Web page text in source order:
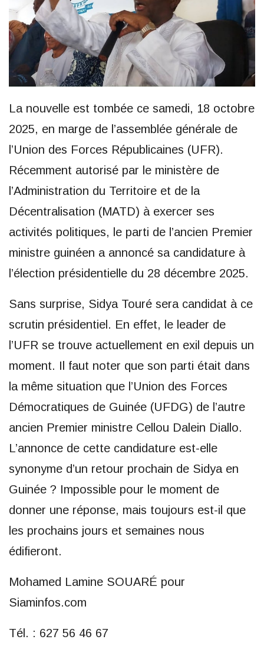
La nouvelle est tombée ce samedi, 18 octobre
2025, en marge de l’assemblée générale de
l’Union des Forces Républicaines (UFR).
Récemment autorisé par le ministère de
l’Administration du Territoire et de la
Décentralisation (MATD) à exercer ses
activités politiques, le parti de l’ancien Premier
ministre guinéen a annoncé sa candidature à
l’élection présidentielle du 28 décembre 2025.
Sans surprise, Sidya Touré sera candidat à ce
scrutin présidentiel. En effet, le leader de
l’UFR se trouve actuellement en exil depuis un
moment. Il faut noter que son parti était dans
la même situation que l’Union des Forces
Démocratiques de Guinée (UFDG) de l’autre
ancien Premier ministre Cellou Dalein Diallo.
L’annonce de cette candidature est-elle
synonyme d’un retour prochain de Sidya en
Guinée ? Impossible pour le moment de
donner une réponse, mais toujours est-il que
les prochains jours et semaines nous
édifieront.
Mohamed Lamine SOUARÉ pour
Siaminfos.com
Tél. : 627 56 46 67